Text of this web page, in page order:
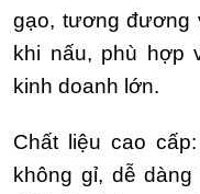
gạo, tương đương
khi nấu, phù hợp
kinh doanh lớn.
Chất liệu cao
không gỉ, dễ